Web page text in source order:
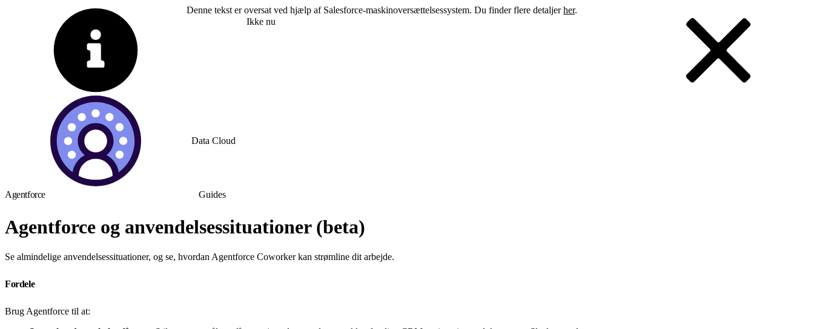
Denne tekst er oversat ved hjælp af Salesforce-maskinoversættelsessystem. Du finder flere detaljerher.
Ikke nu
Data Cloud
Agentforce Guides
Agentforce og anvendelsessituationer (beta)
Se almindelige anvendelsessituationer, og se, hvordan Agentforce Coworker kan strømline dit arbejde.
Fordele
Brug Agentforce til at: